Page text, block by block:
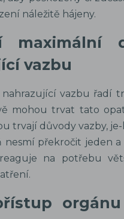
náležitě hájeny.
vazbu
nahrazující vazbu řadí
mohou trvat tato
trvají důvody vazby,
nesmí překročit jeden
na potřebu